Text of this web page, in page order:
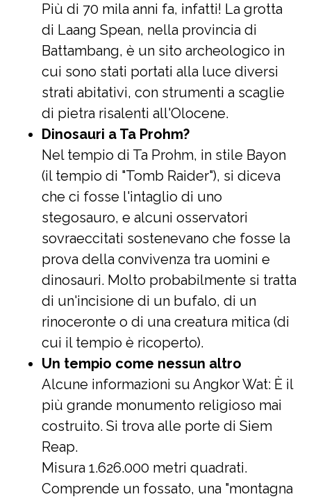
Più di 70 mila anni fa, infatti! La grotta
di Laang Spean, nella provincia di
Battambang, è un sito archeologico in
cui sono stati portati alla luce diversi
strati abitativi, con strumenti a scaglie
di pietra risalenti all'Olocene.
Dinosauri a Ta Prohm?
Nel tempio di Ta Prohm, in stile Bayon
(il tempio di "Tomb Raider"), si diceva
che ci fosse l'intaglio di uno
stegosauro, e alcuni osservatori
sovraeccitati sostenevano che fosse la
prova della convivenza tra uomini e
dinosauri. Molto probabilmente si tratta
di un'incisione di un bufalo, di un
rinoceronte o di una creatura mitica (di
cui il tempio è ricoperto).
Un tempio come nessun altro
Alcune informazioni su Angkor Wat: È il
più grande monumento religioso mai
costruito. Si trova alle porte di Siem
Reap.
Misura 1.626.000 metri quadrati.
Comprende un fossato, una "montagna